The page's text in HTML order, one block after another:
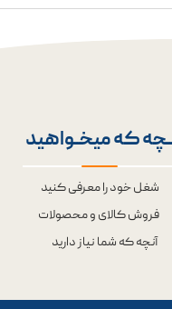
شغل خود را معرفی کنید
فروش کالای و محصولات
آنچه که شما نیاز دارید
که میخــواهید